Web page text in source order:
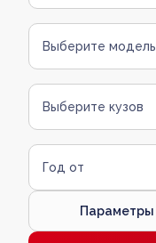
Выберите модель
Выберите кузов
Год от
Параметры